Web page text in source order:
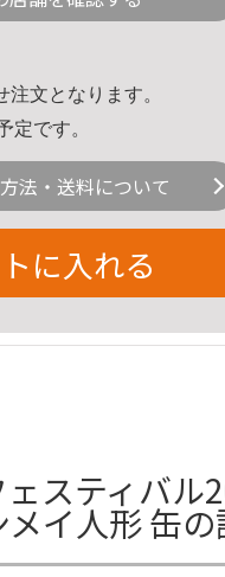
文となります。
定です。
法・送料について
に入れる
スティバ
イ人形 缶